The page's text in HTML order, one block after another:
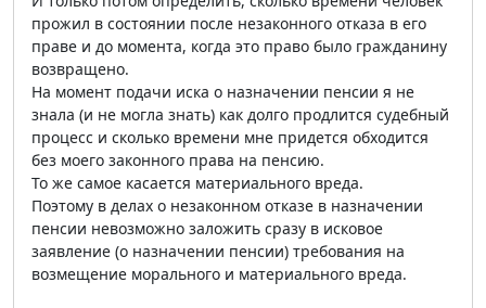
прожил в состоянии после незаконного отказа в его
праве и до момента, когда это право было гражданину
возвращено.
На момент подачи иска о назначении пенсии я не
знала (и не могла знать) как долго продлится судебный
процесс и сколько времени мне придется обходится
без моего законного права на пенсию.
То же самое касается материального вреда.
Поэтому в делах о незаконном отказе в назначении
пенсии невозможно заложить сразу в исковое
заявление (о назначении пенсии) требования на
возмещение морального и материального вреда.